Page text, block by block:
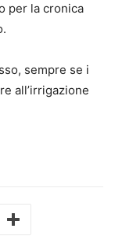
per la cronica
sempre se i
all’irrigazione